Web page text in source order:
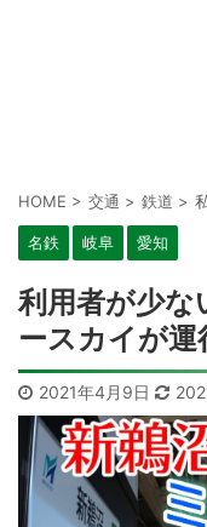
HOME > 交通 > 鉄道 >
名鉄 岐阜 愛知
利用者が少な
ースカイが
2021年4月9日